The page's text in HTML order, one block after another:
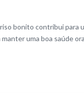
bonito contribui
uma boa saúde